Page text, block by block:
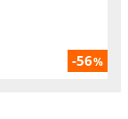
-56%